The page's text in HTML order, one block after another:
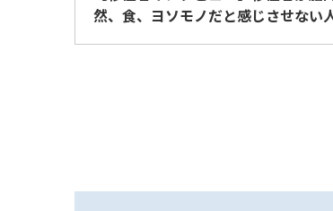
然、食、ヨソモノだと感じさせない